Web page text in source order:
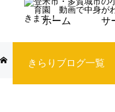
ホーム サ
きらりブログ一覧
ブログ きらり保